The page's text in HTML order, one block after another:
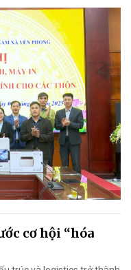
cơ hội “hóa